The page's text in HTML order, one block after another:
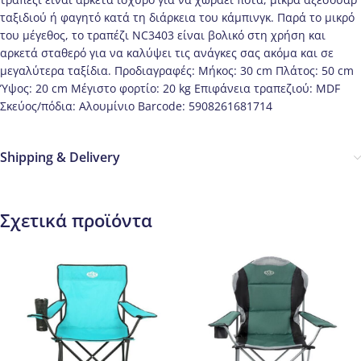
ταξιδιού ή φαγητό κατά τη διάρκεια του κάμπινγκ. Παρά το μικρό
του μέγεθος, το τραπέζι NC3403 είναι βολικό στη χρήση και
αρκετά σταθερό για να καλύψει τις ανάγκες σας ακόμα και σε
μεγαλύτερα ταξίδια. Προδιαγραφές: Μήκος: 30 cm Πλάτος: 50 cm
Ύψος: 20 cm Μέγιστο φορτίο: 20 kg Επιφάνεια τραπεζιού: MDF
Σκεύος/πόδια: Αλουμίνιο Barcode: 5908261681714
Shipping & Delivery
Σχετικά προϊόντα